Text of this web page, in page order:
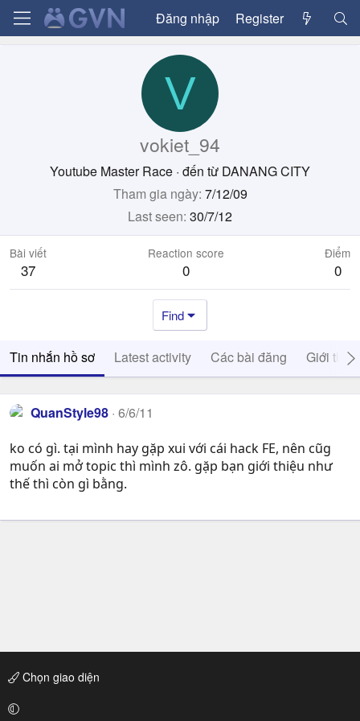
Đăng nhập Register
V
vokiet_94
Youtube Master Race · đến từ DANANG CITY
Tham gia ngày 7/12/09
Last seen 30/7/12
Bài viết
37
Reaction score
0
Điểm
0
Find
Tin nhắn hồ sơ Latest activity Các bài đăng Giới thiệu
QuanStyle98 6/6/11
ko có gì. tại mình hay gặp xui với cái hack FE, nên cũg
muốn ai mở topic thì mình zô. gặp bạn giới thiệu như
thế thì còn gì bằng.
Chọn giao diện